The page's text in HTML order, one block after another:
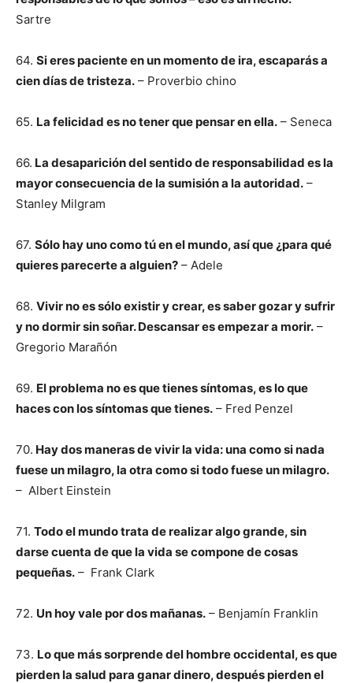
Sartre
64. Si eres paciente en un momento de ira, escaparás a
cien días de tristeza. – Proverbio chino
65. La felicidad es no tener que pensar en ella. – Seneca
66. La desaparición del sentido de responsabilidad es la
mayor consecuencia de la sumisión a la autoridad. –
Stanley Milgram
67. Sólo hay uno como tú en el mundo, así que ¿para qué
quieres parecerte a alguien? – Adele
68. Vivir no es sólo existir y crear, es saber gozar y sufrir
y no dormir sin soñar. Descansar es empezar a morir. –
Gregorio Marañón
69. El problema no es que tienes síntomas, es lo que
haces con los síntomas que tienes. – Fred Penzel
70. Hay dos maneras de vivir la vida: una como si nada
fuese un milagro, la otra como si todo fuese un milagro.
– Albert Einstein
71. Todo el mundo trata de realizar algo grande, sin
darse cuenta de que la vida se compone de cosas
pequeñas. – Frank Clark
72. Un hoy vale por dos mañanas. – Benjamín Franklin
73. Lo que más sorprende del hombre occidental, es que
pierden la salud para ganar dinero, después pierden el